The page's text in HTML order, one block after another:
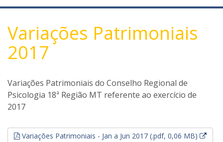
Variações Patrimoniais
2017
Variações Patrimoniais do Conselho Regional de
Psicologia 18ª Região MT referente ao exercício de
2017
Variações Patrimoniais - Jan a Jun 2017 (.pdf, 0,06 MB)